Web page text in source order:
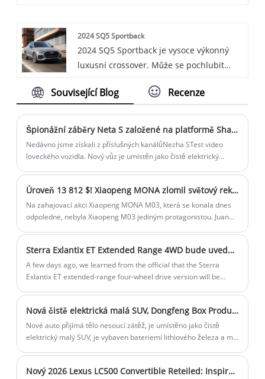
sousedství, parkoviště a další místa.
high-tech funkcemi, jako je virtuální
kokpit, a je dodáván s motorem 1,4T a
7stupňovou dvouspojkovou převodovkou.
2024 SQ5 Sportback
2024 SQ5 Sportback je vysoce výkonný
luxusní crossover. Může se pochlubit
výkonným motorem, který poskytuje
technologicky vyspělý a nabízí pohodlný a
poutavý zážitek z jízdy. Díky kombinaci
stylu, výkonu a kultivovanosti je SQ5
Sportback 2024 tou nejlepší volbou pro ty,
kteří hledají sportovní, ale sofistikované
Související Blog Recenze
Špionážní záběry Neta S založené na platformě Shanhai 2.0
Nedávno jsme získali z příslušných kanálůNezha STest video
loveckého vozidla. Nový vůz je umístěn jako čistě elektrický
Úroveň 13 812 $! Xiaopeng MONA zlomil světový rekord, jakmile debutoval
Na zahajovací akci Xiaopeng MONA M03, která se konala dnes
odpoledne, nebyla Xiaopeng M03 jediným protagonistou. Juan
Motors.
Sterra Exlantix ET Extended Range 4WD bude uveden na trh 15. prosince
A few days ago, we learned from the official that the Sterra
Exlantix ET extended-range four-wheel drive version will be
comprehensive range of 1,500km.
Nová čistě elektrická malá SUV, Dongfeng Box Production bude brzy připravena
Nové auto přijímá tělo nesoucí zátěž, je umístěno jako čistě
elektrický malý SUV, je vybaven bateriemi lithiového železa a má
na platformě Quantum Architecture Platform 3 a očekává se, že
Nový 2026 Lexus LC500 Convertible Reteiled: Inspiration Series Edition s V8 Power